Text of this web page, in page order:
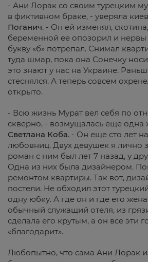
- Ани Лорак со своим турецким
в фиктивном браке, - уверяла
Поганич. - Он ей изменял,
беременной ее опозорил и
букву «б» потрепал. Снимал
туда шмар, пока она Сонечку
это знают у нас на Украине.
стеснялся. А теперь совсем
открыто.
- Всю жизнь Мурат вел себя по
скверно, - возмущалась еще одна
Светлана Коба. - Он еще сто лет
любовниц. Двух девушек я лично
роман с ним был лет 7 назад, у
Одна из них была дизайнером.
ремонтом квартиры. Так вот,
постели. Не обходил этот
одну юбку. А где он и где его
обычный служащий отеля, из
сделала его крутым, а он все эти
«благодарит».
Любопытно, что сама Ани Лорак